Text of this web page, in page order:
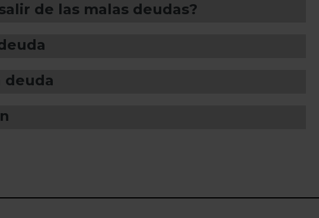
de las malas deudas?
deuda